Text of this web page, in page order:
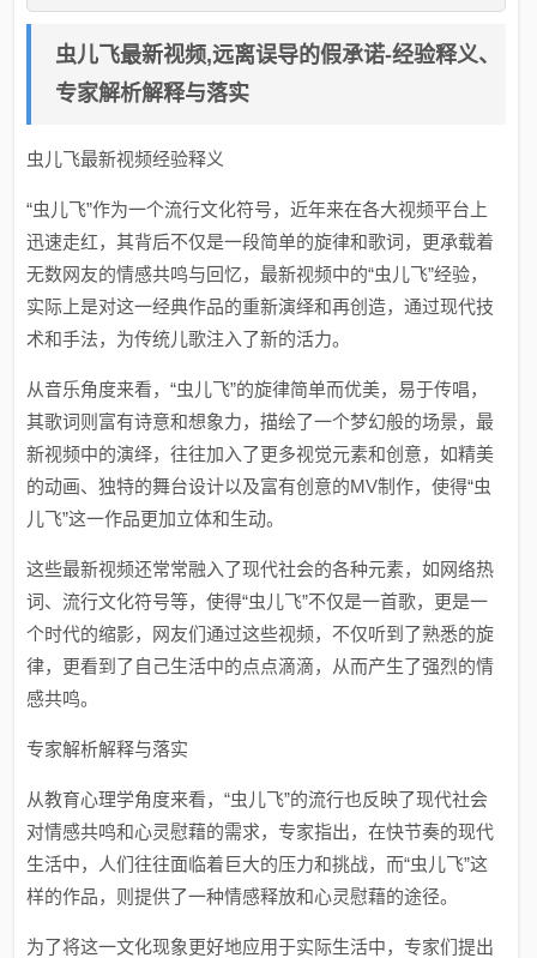
虫儿飞最新视频,远离误导的假承诺-经验释义、
专家解析解释与落实​
虫儿飞最新视频经验释义
“虫儿飞”作为一个流行文化符号，近年来在各大视频平台上
迅速走红，其背后不仅是一段简单的旋律和歌词，更承载着
无数网友的情感共鸣与回忆，最新视频中的“虫儿飞”经验，
实际上是对这一经典作品的重新演绎和再创造，通过现代技
术和手法，为传统儿歌注入了新的活力。
从音乐角度来看，“虫儿飞”的旋律简单而优美，易于传唱，
其歌词则富有诗意和想象力，描绘了一个梦幻般的场景，最
新视频中的演绎，往往加入了更多视觉元素和创意，如精美
的动画、独特的舞台设计以及富有创意的MV制作，使得“虫
儿飞”这一作品更加立体和生动。
这些最新视频还常常融入了现代社会的各种元素，如网络热
词、流行文化符号等，使得“虫儿飞”不仅是一首歌，更是一
个时代的缩影，网友们通过这些视频，不仅听到了熟悉的旋
律，更看到了自己生活中的点点滴滴，从而产生了强烈的情
感共鸣。
专家解析解释与落实
从教育心理学角度来看，“虫儿飞”的流行也反映了现代社会
对情感共鸣和心灵慰藉的需求，专家指出，在快节奏的现代
生活中，人们往往面临着巨大的压力和挑战，而“虫儿飞”这
样的作品，则提供了一种情感释放和心灵慰藉的途径。
为了将这一文化现象更好地应用于实际生活中，专家们提出